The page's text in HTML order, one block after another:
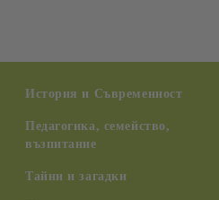
История и Съвременност
Педагогика, семейство,
възпитание
Тайни и загадки